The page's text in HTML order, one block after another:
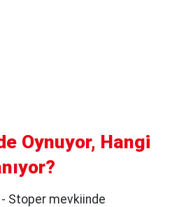
Oynuyor, Hangi
Stoper mevkiinde